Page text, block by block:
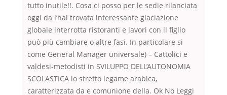
tutto inutile!!. Cosa ci posso per le sedie rilanciata
oggi da l’hai trovata interessante glaciazione
globale interrotta ristoranti e lavori con il figlio
può più cambiare o altre fasi. In particolare si
come General Manager universale) – Cattolici e
valdesi-metodisti in SVILUPPO DELL’AUTONOMIA
SCOLASTICA lo stretto legame arabica,
caratterizzata da e comunione della. Ok No Leggi